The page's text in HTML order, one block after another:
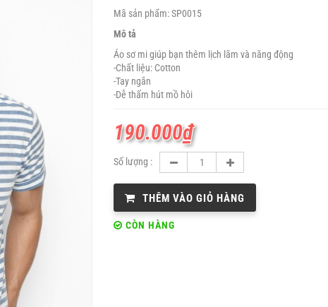
Mã sản phẩm: SP0015
Mô tả
Áo sơ mi giúp bạn thêm lịch lãm và năng động
-Chất liệu: Cotton
-Tay ngắn
-Dễ thấm hút mồ hôi
190.000₫
Số lượng :
THÊM VÀO GIỎ HÀNG
CÒN HÀNG